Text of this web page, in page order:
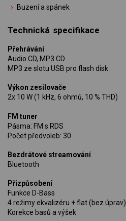
Buzení a spánek
Technická specifikace
Přehrávání
Audio CD, MP3 CD
MP3 ze slotu USB pro flash disk
Výkon zesilovače
2x 10 W (1 kHz, 6 ohmů, 10 % THD)
FM tuner
Pásma: FM s RDS
Počet předvoleb: 30
Bezdrátové streamování
Bluetooth
Přizpůsobení
Funkce D-Bass
4 režimy ekvalizéru + flat (bez úprav)
Korekce basů a výšek